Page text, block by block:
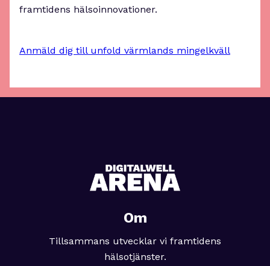
framtidens hälsoinnovationer.
Anmäld dig till unfold värmlands mingelkväll
Om
Tillsammans utvecklar vi framtidens
hälsotjänster.